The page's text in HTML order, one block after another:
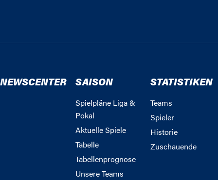
NEWSCENTER SAISON
Spielpläne Liga &
Pokal
Aktuelle Spiele
Tabelle
Tabellenprognose
Unsere Teams
STATISTIKEN
Teams
Spieler
Historie
Zuschauende